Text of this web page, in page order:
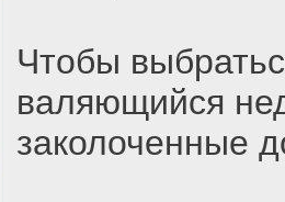
Чтобы
валяющийся
заколоченные